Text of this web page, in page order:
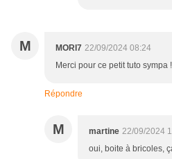
M MORI7 22/09/2024 08:24
Merci pour ce petit tuto
Répondre
M martine 22/09/2024
oui, boite à bricoles,